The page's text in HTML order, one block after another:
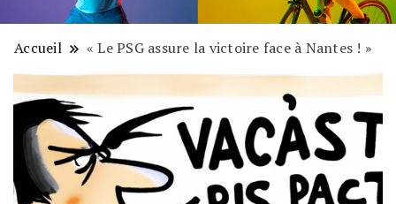
Accueil « Le PSG assure la victoire face à Nantes ! »